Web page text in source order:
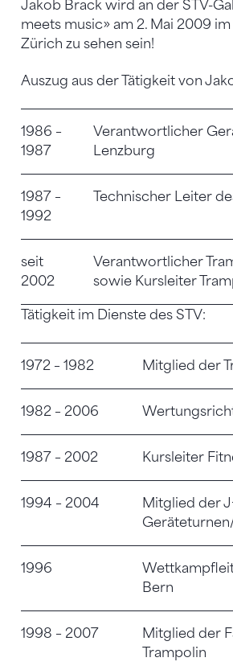
Jakob Brack wird an der STV-
meets music» am 2. Mai 2009
Zürich zu sehen sein!
Auszug aus der Tätigkeit von
1986 –
1987
Verantwortlicher
Lenzburg
1987 –
1992
Technischer Leiter
seit
2002
Verantwortlicher
sowie Kursleiter
Tätigkeit im Dienste des STV:
1972 – 1982 Mitglied der
1982 – 2006
1987 – 2002 Kursleiter
1994 – 2004
Mitglied der
1996
Bern
1998 – 2007
Mitglied der
Trampolin